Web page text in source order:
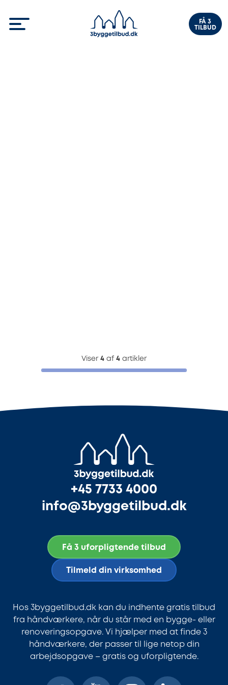
FÅ 3
TILBUD
Viser 4 af 4 artikler
+45 7733 4000
info@3byggetilbud.dk
Få 3 uforpligtende tilbud
Tilmeld din virksomhed
Hos 3byggetilbud.dk kan du indhente gratis tilbud
fra håndværkere, når du står med en bygge- eller
renoveringsopgave. Vi hjælper med at finde 3
håndværkere, der passer til lige netop din
arbejdsopgave – gratis og uforpligtende.